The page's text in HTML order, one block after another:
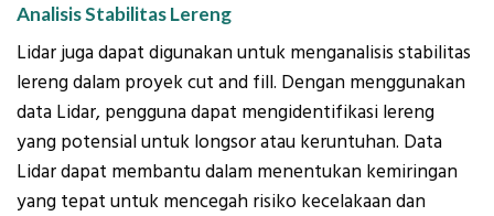
Analisis Stabilitas Lereng
Lidar juga dapat digunakan untuk menganalisis stabilitas
lereng dalam proyek cut and fill. Dengan menggunakan
data Lidar, pengguna dapat mengidentifikasi lereng
yang potensial untuk longsor atau keruntuhan. Data
Lidar dapat membantu dalam menentukan kemiringan
yang tepat untuk mencegah risiko kecelakaan dan